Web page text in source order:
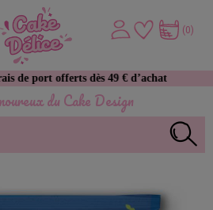
du Cake Design
dès 49 € d’achat
(0)